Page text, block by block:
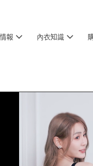
報 內衣知識